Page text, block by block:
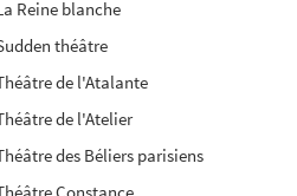
Reine blanche
théâtre
de l'Atalante
de l'Atelier
des Béliers parisiens